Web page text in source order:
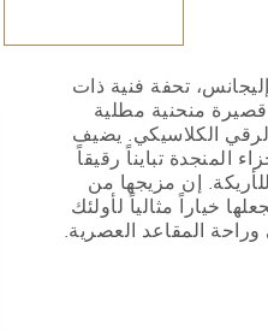
تحفة فنية ذات
منحنية مطلية
الكلاسيكي. يضيف
المنجدة تبايناً رقيقاً
إن مزيجها من
خياراً مثالياً لأولئك
المقاعد العصرية.